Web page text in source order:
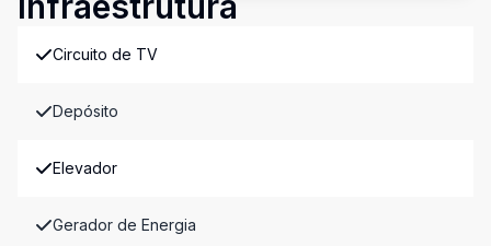
Circuito de TV
Depósito
Elevador
Gerador de Energia